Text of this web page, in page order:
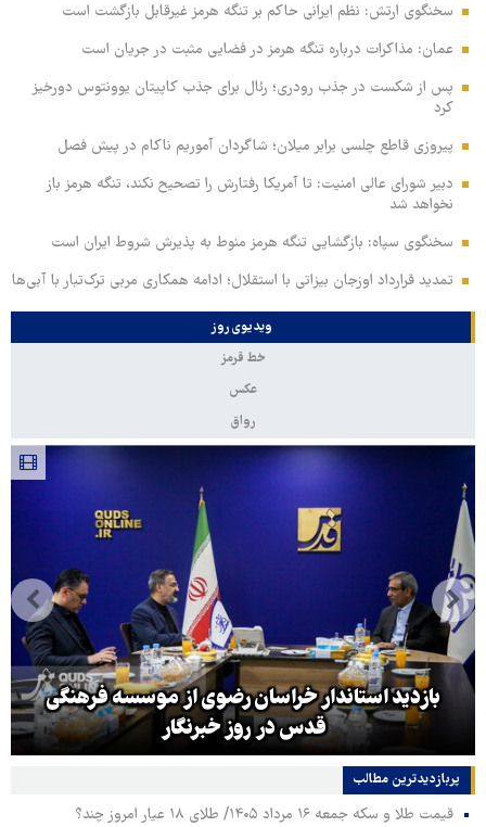
سخنگوی ارتش: نظم ایرانی حاکم بر تنگه هرمز غیرقابل بازگشت است
عمان: مذاکرات درباره تنگه هرمز در فضایی مثبت در جریان است
پس از شکست در جذب رودری؛ رئال برای جذب کاپیتان یوونتوس دورخیز
کرد
پیروزی قاطع چلسی برابر میلان؛ شاگردان آموریم ناکام در پیش فصل
دبیر شورای عالی امنیت: تا آمریکا رفتارش را تصحیح نکند، تنگه هرمز باز
نخواهد شد
سخنگوی سپاه: بازگشایی تنگه هرمز منوط به پذیرش شروط ایران است
تمدید قرارداد اوزجان بیزاتی با استقلال؛ ادامه همکاری مربی ترک‌تبار با آبی‌ها
ویدیوی روز
خط قرمز
عکس
رواق
بازدید استاندار خراسان رضوی از موسسه فرهنگی
قدس در روز خبرنگار
پربازدیدترین‌ مطالب
قیمت طلا و سکه جمعه ۱۶ مرداد ۱۴۰۵/ طلای ۱۸ عیار امروز چند؟